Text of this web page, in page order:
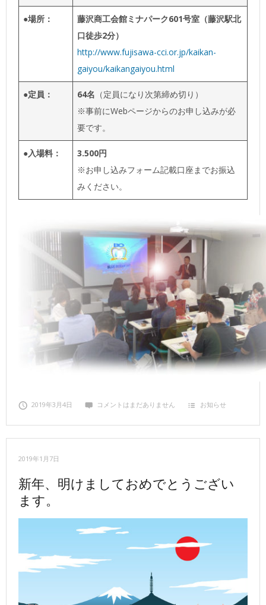
●場所：
藤沢商工会館ミナパーク601号室（藤沢駅北
口徒歩2分）
http://www.fujisawa-cci.or.jp/kaikan-
gaiyou/kaikangaiyou.html
●定員： 64名 （定員になり次第締め切り）
※事前にWebページからのお申し込みが必
要です。
●入場料：
3.500円
※お申し込みフォーム記載口座までお振込
みください。
2019年3月4日 コメントはまだありません お知らせ
2019年1月7日
新年、明けましておめでとうござい
ます。